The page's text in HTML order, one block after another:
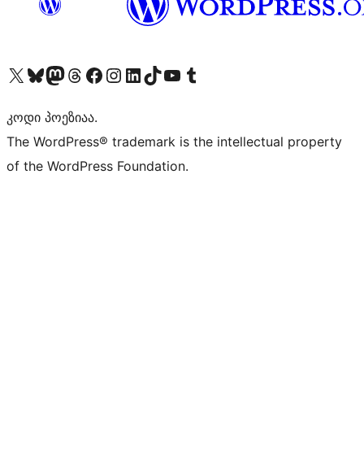
Visit our X (formerly Twitter) account
Visit our Bluesky account
Visit our Mastodon account
Visit our Threads account
Visit our Facebook page
Visit our Instagram account
Visit our LinkedIn account
Visit our TikTok account
Visit our YouTube channel
Visit our Tumblr account
კოდი პოეზიაა.
The WordPress® trademark is the intellectual property
of the WordPress Foundation.